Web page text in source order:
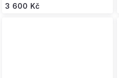
koloběžka
3 600 Kč